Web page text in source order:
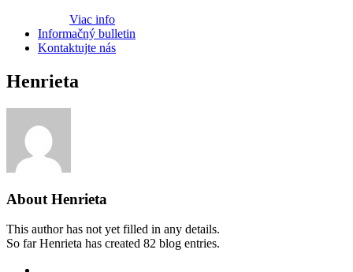
Viac info
Informačný bulletin
Kontaktujte nás
Henrieta
About Henrieta
This author has not yet filled in any details.
So far Henrieta has created 82 blog entries.